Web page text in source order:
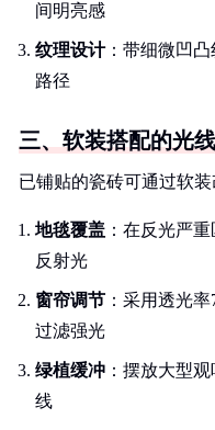
间明亮感
纹理设计：带细微凹
路径
三、软装搭配的光
已铺贴的瓷砖可通过软装
地毯覆盖 ：在反光严
反射光
窗帘调节 ：采用透光
过滤强光
绿植缓冲 ：摆放大型
线